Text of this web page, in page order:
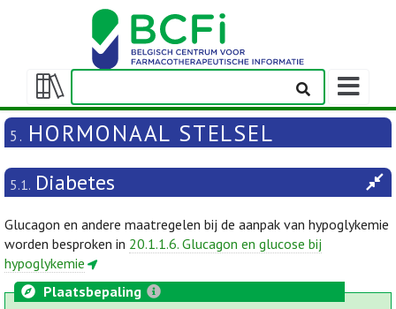
Weergeven/verbergen
inhoudstafel
5. HORMONAAL STELSEL
5.1. Diabetes
Glucagon en andere maatregelen bij de aanpak van hypoglykemie
worden besproken in 20.1.1.6. Glucagon en glucose bij
hypoglykemie
Plaatsbepaling